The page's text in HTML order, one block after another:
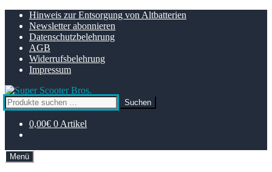
Navigation
springen
Zum
Inhalt
springen
Hinweis zur Entsorgung von Altbatterien
Newsletter abonnieren
Datenschutzbelehrung
AGB
Widerrufsbelehrung
Impressum
Suchen
nach:
Suchen
0,00€ 0 Artikel
Menü